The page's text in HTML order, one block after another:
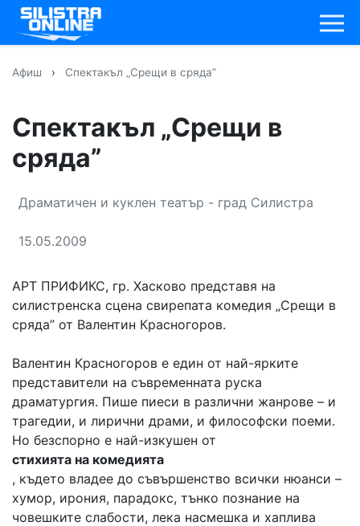
Афиш › Спектакъл „Срещи в сряда”
Спектакъл „Срещи в
сряда”
Драматичен и куклен театър - град Силистра
15.05.2009
АРТ ПРИФИКС, гр. Хасково представя на
силистренска сцена свирепата комедия „Срещи в
сряда” от Валентин Красногоров.
Валентин Красногоров е един от най-ярките
представители на съвременната руска
драматургия. Пише пиеси в различни жанрове – и
трагедии, и лирични драми, и философски поеми.
Но безспорно e най-изкушен от
стихията на комедията
, където владее до съвършенство всички нюанси –
хумор, ирония, парадокс, тънко познание на
човешките слабости, лека насмешка и хаплива